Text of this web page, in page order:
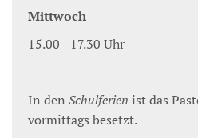
Mittwoch
15.00 - 17.30 Uhr
In den Schulferien ist das
vormittags besetzt.